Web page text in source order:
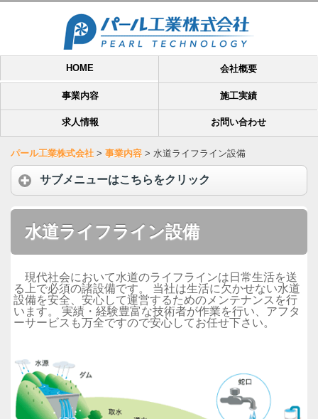
HOME 会社概要
事業内容 施工実績
求人情報 お問い合わせ
パール工業株式会社 > 事業内容 > 水道ライフライン設備
サブメニューはこちらをクリック
水道ライフライン設備
現代社会において水道のライフラインは日常生活を送
る上で必須の諸設備です。 当社は生活に欠かせない水道
設備を安全、安心して運営するためのメンテナンスを行
います。 実績・経験豊富な技術者が作業を行い、アフタ
ーサービスも万全ですので安心してお任せ下さい。